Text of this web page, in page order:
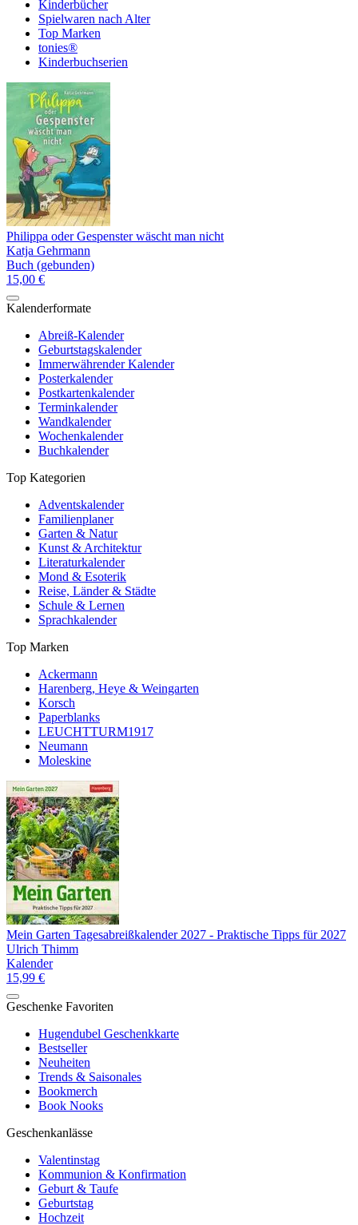
Kinderbücher
Spielwaren nach Alter
Top Marken
tonies®
Kinderbuchserien
Philippa oder Gespenster wäscht man nicht
Katja Gehrmann
Buch (gebunden)
15,00 €
Kalenderformate
Abreiß-Kalender
Geburtstagskalender
Immerwährender Kalender
Posterkalender
Postkartenkalender
Terminkalender
Wandkalender
Wochenkalender
Buchkalender
Top Kategorien
Adventskalender
Familienplaner
Garten & Natur
Kunst & Architektur
Literaturkalender
Mond & Esoterik
Reise, Länder & Städte
Schule & Lernen
Sprachkalender
Top Marken
Ackermann
Harenberg, Heye & Weingarten
Korsch
Paperblanks
LEUCHTTURM1917
Neumann
Moleskine
Mein Garten Tagesabreißkalender 2027 - Praktische Tipps für 2027
Ulrich Thimm
Kalender
15,99 €
Geschenke Favoriten
Hugendubel Geschenkkarte
Bestseller
Neuheiten
Trends & Saisonales
Bookmerch
Book Nooks
Geschenkanlässe
Valentinstag
Kommunion & Konfirmation
Geburt & Taufe
Geburtstag
Hochzeit